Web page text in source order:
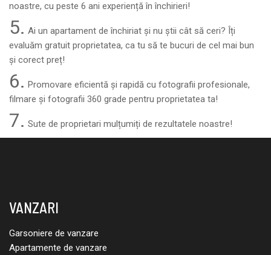
noastre, cu peste 6 ani experiență în închirieri!
5. Ai un apartament de închiriat și nu știi cât să ceri? Îți
evaluăm gratuit proprietatea, ca tu să te bucuri de cel mai bun
și corect preț!
6. Promovare eficientă și rapidă cu fotografii profesionale,
filmare și fotografii 360 grade pentru proprietatea ta!
7. Sute de proprietari mulțumiți de rezultatele noastre!
VANZARI
Garsoniere de vanzare
Apartamente de vanzare